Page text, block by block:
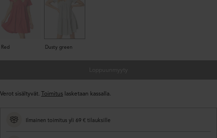
Red Dusty green
Verot sisältyvät. Toimitus lasketaan kassalla.
Ilmainen toimitus yli 69 € tilauksille